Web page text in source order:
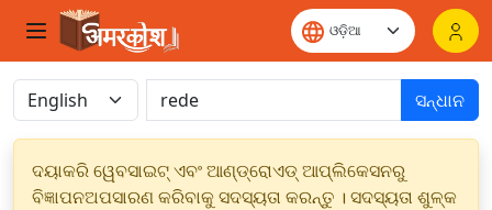
ସନ୍ଧାନ
ଦୟାକରି ୱେବସାଇଟ୍ ଏବଂ ଆଣ୍ଡ୍ରୋଏଡ୍ ଆପ୍ଲିକେସନରୁ
ବିଜ୍ଞାପନଅପସାରଣ କରିବାକୁ ସଦସ୍ୟତା କରନ୍ତୁ । ସଦସ୍ୟତା ଶୁଳ୍କ